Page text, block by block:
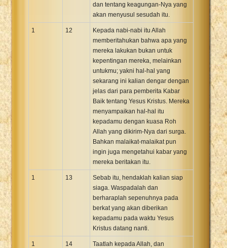
dan tentang keagungan-Nya yang
akan menyusul sesudah itu.
1 12
Kepada nabi-nabi itu Allah
memberitahukan bahwa apa yang
mereka lakukan bukan untuk
kepentingan mereka, melainkan
untukmu; yakni hal-hal yang
sekarang ini kalian dengar dengan
jelas dari para pemberita Kabar
Baik tentang Yesus Kristus. Mereka
menyampaikan hal-hal itu
kepadamu dengan kuasa Roh
Allah yang dikirim-Nya dari surga.
Bahkan malaikat-malaikat pun
ingin juga mengetahui kabar yang
mereka beritakan itu.
1 13
Sebab itu, hendaklah kalian siap
siaga. Waspadalah dan
berharaplah sepenuhnya pada
berkat yang akan diberikan
kepadamu pada waktu Yesus
Kristus datang nanti.
1 14
Taatlah kepada Allah, dan